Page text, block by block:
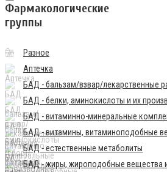
Фармакологические
группы
Разное
Аптечка
БАД - бальзам/взвар/лекарственные
БАД - белки, аминокислоты и их
БАД - витаминно-минеральные
БАД - витамины, витаминоподобные
БАД - естественные метаболиты
БАД - жиры, жироподобные вещества